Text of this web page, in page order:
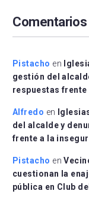
Comentarios
Pistacho en
gestión del
respuestas frente
Alfredo en
del alcalde y
frente a la
Pistacho en
cuestionan la
pública en Club